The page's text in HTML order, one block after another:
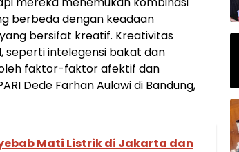
berbeda dengan keadaan
bersifat kreatif. Kreativitas
seperti intelegensi bakat dan
faktor-faktor afektif dan
Dede Farhan Aulawi di Bandung,
Mati Listrik di Jakarta dan